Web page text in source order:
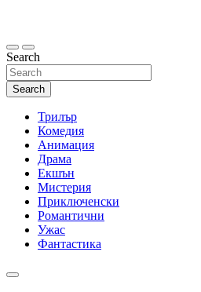
Search
Search
Трилър
Комедия
Анимация
Драма
Екшън
Мистерия
Приключенски
Романтични
Ужас
Фантастика